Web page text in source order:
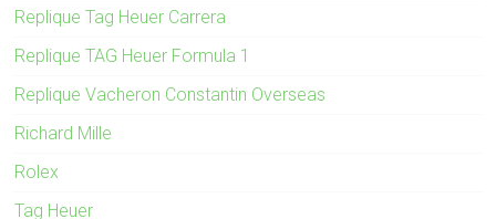
Replique Tag Heuer Carrera
Replique TAG Heuer Formula 1
Replique Vacheron Constantin Overseas
Richard Mille
Rolex
Tag Heuer